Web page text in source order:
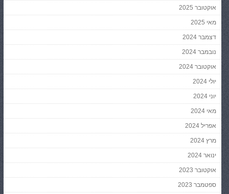
אוקטובר 2025
מאי 2025
דצמבר 2024
נובמבר 2024
אוקטובר 2024
יולי 2024
יוני 2024
מאי 2024
אפריל 2024
מרץ 2024
ינואר 2024
אוקטובר 2023
ספטמבר 2023